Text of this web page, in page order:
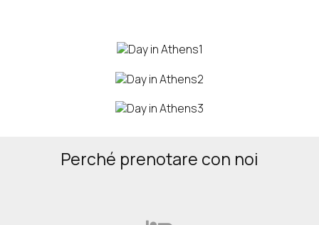
Perché prenotare con noi